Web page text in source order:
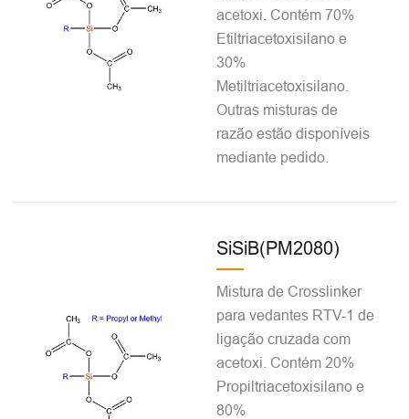
acetoxi. Contém 70%
Etiltriacetoxisilano e
30%
Metiltriacetoxisilano.
Outras misturas de
razão estão disponíveis
mediante pedido.
SiSiB(PM2080)
Mistura de Crosslinker
para vedantes RTV-1 de
ligação cruzada com
acetoxi. Contém 20%
Propiltriacetoxisilano e
80%